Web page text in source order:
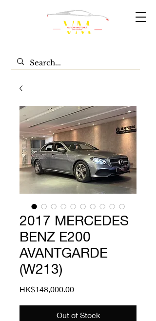
2017 MERCEDES
BENZ E200
AVANTGARDE
(W213)
HK$148,000.00Price
Out of Stock